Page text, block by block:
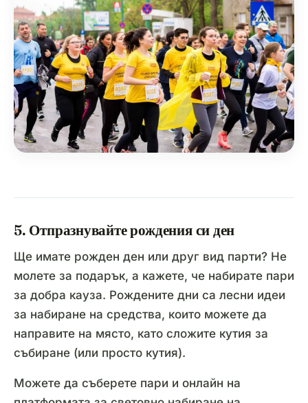
5. Отпразнувайте рождения си ден
Ще имате рожден ден или друг вид парти? Не
молете за подарък, а кажете, че набирате пари
за добра кауза. Рождените дни са лесни идеи
за набиране на средства, които можете да
направите на място, като сложите кутия за
събиране (или просто кутия).
Можете да съберете пари и онлайн на